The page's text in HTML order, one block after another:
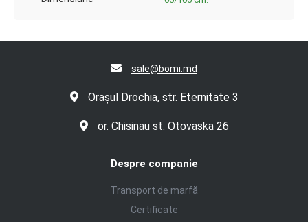
sale@bomi.md
Orașul Drochia, str. Eternitate 3
or. Chisinau st. Otovaska 26
Despre companie
Transport de marfă
Certificate